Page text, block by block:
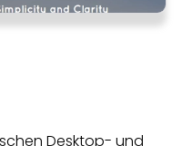
Desktop- und